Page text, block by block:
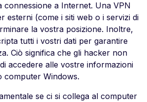
connessione a Internet. Una VPN
esterni (come i siti web o i servizi di
la vostra posizione. Inoltre,
tutti i vostri dati per garantire
Ciò significa che gli hacker non
accedere alle vostre informazioni
computer Windows.
se ci si collega al computer